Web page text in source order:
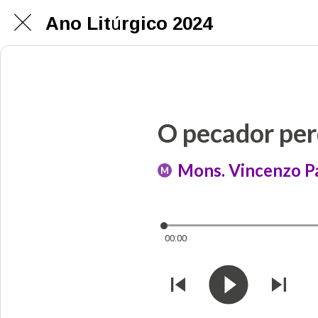
Ano Litúrgico 2024
O pecador
M Mons. Vincenzo
00:00